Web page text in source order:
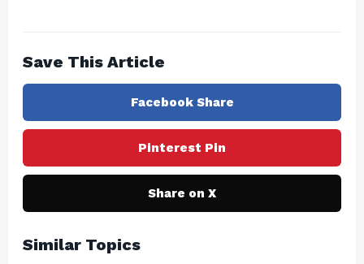
Save This Article
Facebook Share
Pinterest Pin
Share on X
Similar Topics